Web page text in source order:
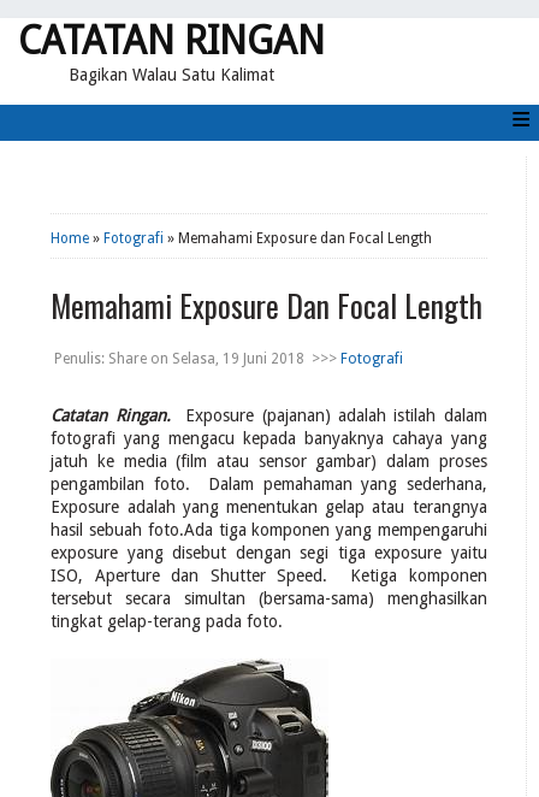
CATATAN RINGAN
Bagikan Walau Satu Kalimat
≡
Home » Fotografi » Memahami Exposure dan Focal Length
Memahami Exposure Dan Focal Length
Penulis: Share on Selasa, 19 Juni 2018 >>> Fotografi
Catatan Ringan. Exposure (pajanan) adalah istilah dalam
fotografi yang mengacu kepada banyaknya cahaya yang
jatuh ke media (film atau sensor gambar) dalam proses
pengambilan foto. Dalam pemahaman yang sederhana,
Exposure adalah yang menentukan gelap atau terangnya
hasil sebuah foto.Ada tiga komponen yang mempengaruhi
exposure yang disebut dengan segi tiga exposure yaitu
ISO, Aperture dan Shutter Speed. Ketiga komponen
tersebut secara simultan (bersama-sama) menghasilkan
tingkat gelap-terang pada foto.